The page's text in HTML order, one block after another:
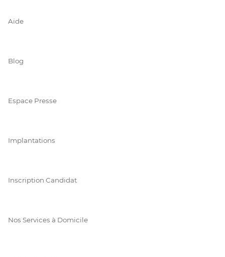
Aide
Blog
Espace Presse
Implantations
Inscription Candidat
Nos Services à Domicile